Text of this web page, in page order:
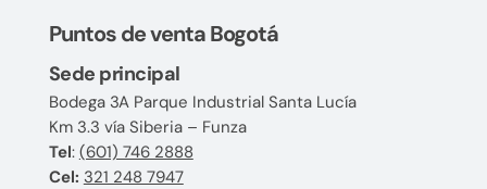
Puntos de venta Bogotá
Sede principal
Bodega 3A Parque Industrial Santa Lucía
Km 3.3 vía Siberia – Funza
Tel: (601) 746 2888
Cel: 321 248 7947